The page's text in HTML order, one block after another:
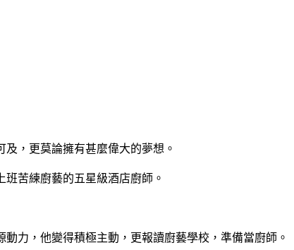
，更莫論擁有甚麼偉大的夢想。
苦練廚藝的五星級酒店廚師。
力，他變得積極主動，更報讀廚藝學校，準備當廚師。